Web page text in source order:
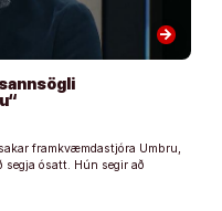
arrow_forward
framkvæmdastjóra Umbru,
ósatt. Hún segir að